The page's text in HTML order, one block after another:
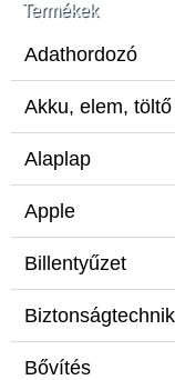
Termékek
Adathordozó
Akku, elem, töltő
Alaplap
Apple
Billentyűzet
Bővítés